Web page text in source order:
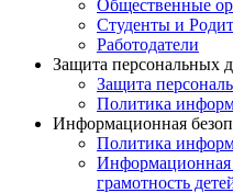
Общественные
Студенты и
Работодатели
Защита персональных
Защита
Политика
Информационная
Политика
Информационная
грамотность